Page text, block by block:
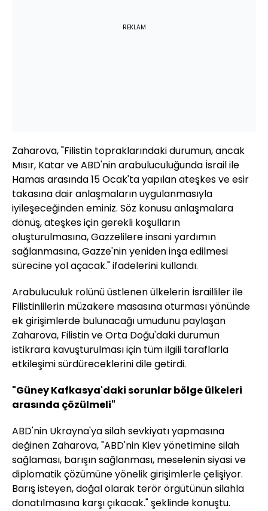
REKLAM
Zaharova, "Filistin topraklarındaki durumun, ancak
Mısır, Katar ve ABD'nin arabuluculuğunda İsrail ile
Hamas arasında 15 Ocak'ta yapılan ateşkes ve esir
takasına dair anlaşmaların uygulanmasıyla
iyileşeceğinden eminiz. Söz konusu anlaşmalara
dönüş, ateşkes için gerekli koşulların
oluşturulmasına, Gazzelilere insani yardımın
sağlanmasına, Gazze'nin yeniden inşa edilmesi
sürecine yol açacak." ifadelerini kullandı.
Arabuluculuk rolünü üstlenen ülkelerin İsrailliler ile
Filistinlilerin müzakere masasına oturması yönünde
ek girişimlerde bulunacağı umudunu paylaşan
Zaharova, Filistin ve Orta Doğu'daki durumun
istikrara kavuşturulması için tüm ilgili taraflarla
etkileşimi sürdüreceklerini dile getirdi.
"Güney Kafkasya'daki sorunlar bölge ülkeleri
arasında çözülmeli"
ABD'nin Ukrayna'ya silah sevkiyatı yapmasına
değinen Zaharova, "ABD'nin Kiev yönetimine silah
sağlaması, barışın sağlanması, meselenin siyasi ve
diplomatik çözümüne yönelik girişimlerle çelişiyor.
Barış isteyen, doğal olarak terör örgütünün silahla
donatılmasına karşı çıkacak." şeklinde konuştu.